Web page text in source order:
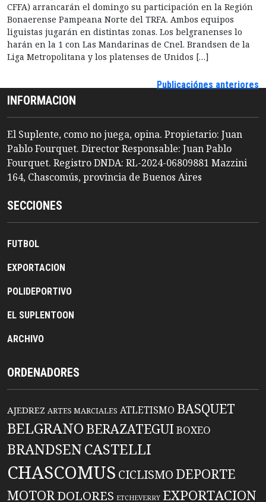
CFFA) arrancarán el domingo su participación en la Región
Bonaerense Pampeana Norte del TRFA. Ambos equipos
liguistas jugarán en distintas zonas. Los belgranenses lo
harán en la 1 con Las Mandarinas de Cnel. Brandsen de la
Liga Metropolitana y los platenses de Unidos […]
Publicaciónes anteriores
INFORMACION
El Suplente, como no juega, opina. Propietario: Juan
Pablo Fourquet. Director Responsable: Juan Pablo
Fourquet. Registro DNDA: RL-2024-06809881 Mazzini
164, Chascomús, provincia de Buenos Aires
SECCIONES
FUTBOL
EXPORTACION
POLIDEPORTIVO
EL SUPLENTOON
ARCHIVO
ORDENADORES
AJEDREZ ARTES MARCIALES ATLETISMO BASQUET
BELGRANO BERAZATEGUIBOXEO
BRANDSENCASTELLI
CHASCOMUS CICLISMO DEPORTE
MOTORDOLORES ETCHEVERRY EXPORTACION